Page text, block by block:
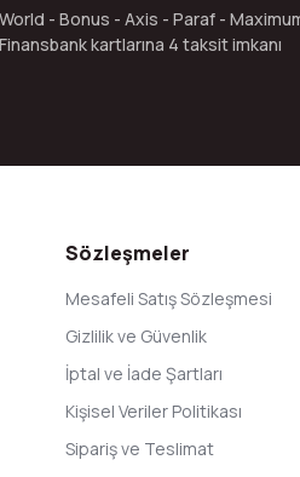
World - Bonus - Axis - Paraf -
Finansbank kartlarına 4 taksit imkanı
Sözleşmeler
Mesafeli Satış Sözleşmesi
Gizlilik ve Güvenlik
İptal ve İade Şartları
Kişisel Veriler Politikası
Sipariş ve Teslimat